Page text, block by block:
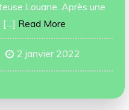
Louane. Après une
[…] Read More
2 janvier 2022